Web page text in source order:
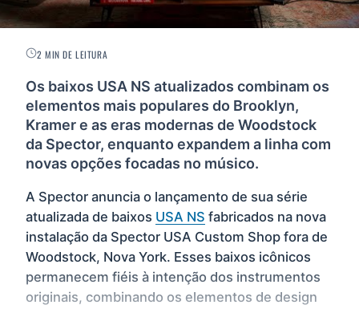
2 MIN DE LEITURA
Os baixos USA NS atualizados combinam os
elementos mais populares do Brooklyn,
Kramer e as eras modernas de Woodstock
da Spector, enquanto expandem a linha com
novas opções focadas no músico.
A Spector anuncia o lançamento de sua série
atualizada de baixos USA NS fabricados na nova
instalação da Spector USA Custom Shop fora de
Woodstock, Nova York. Esses baixos icônicos
permanecem fiéis à intenção dos instrumentos
originais, combinando os elementos de design